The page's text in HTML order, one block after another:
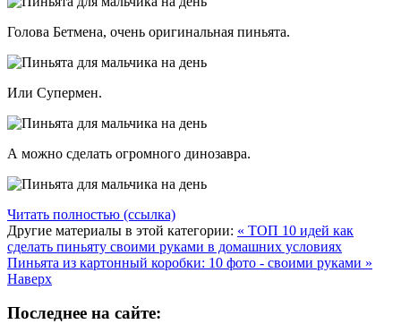
Голова Бетмена, очень оригинальная пиньята.
Или Супермен.
А можно сделать огромного динозавра.
Читать полностью (ссылка)
Другие материалы в этой категории: « ТОП 10 идей как
сделать пиньяту своими руками в домашних условиях
Пиньята из картонный коробки: 10 фото - своими руками »
Наверх
Последнее на сайте: